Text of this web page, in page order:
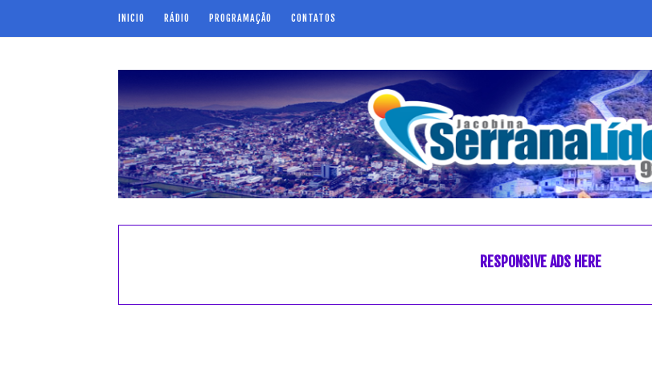
INICIO RÁDIO PROGRAMAÇÃO CONTATOS
RESPONSIVE ADS HERE